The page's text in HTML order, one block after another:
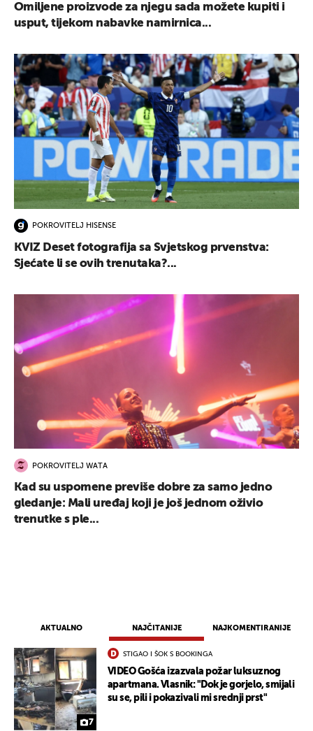
AKTUALNO NAJČITANIJE NAJKOMENTIRANIJE
7
STIGAO I ŠOK S BOOKINGA
VIDEO Gošća izazvala požar luksuznog
apartmana. Vlasnik: "Dok je gorjelo, smijali
su se, pili i pokazivali mi srednji prst"
Omiljene proizvode za njegu sada možete kupiti i
usput, tijekom nabavke namirnica...
POKROVITELJ HISENSE
KVIZ Deset fotografija sa Svjetskog prvenstva:
Sjećate li se ovih trenutaka?...
POKROVITELJ WATA
Kad su uspomene previše dobre za samo jedno
gledanje: Mali uređaj koji je još jednom oživio
trenutke s ple...